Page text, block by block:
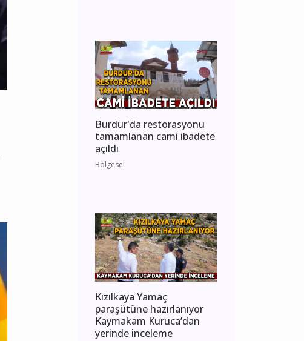
Burdur'da restorasyonu
tamamlanan cami ibadete
açıldı
Bölgesel
Kızılkaya Yamaç
paraşütüne hazırlanıyor
Kaymakam Kuruca’dan
yerinde inceleme